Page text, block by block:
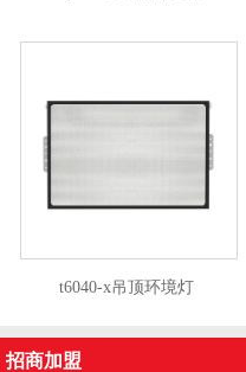
​t6040-x吊顶环境灯
招商加盟